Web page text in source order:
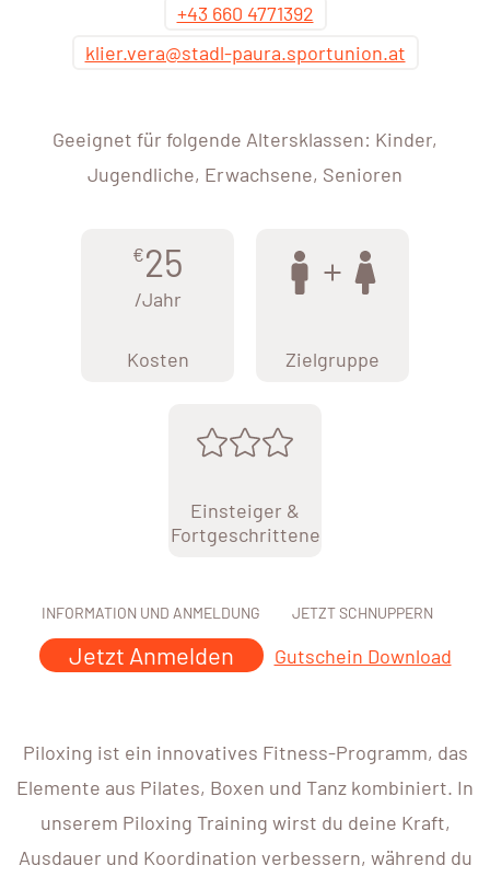
+43 660 4771392
klier.vera@stadl-paura.sportunion.at
Geeignet für folgende Altersklassen: Kinder,
Jugendliche, Erwachsene, Senioren
€25
/Jahr
Kosten Zielgruppe
Einsteiger &
Fortgeschrittene
INFORMATION UND ANMELDUNG
Jetzt Anmelden
JETZT SCHNUPPERN
Gutschein Download
Piloxing ist ein innovatives Fitness-Programm, das
Elemente aus Pilates, Boxen und Tanz kombiniert. In
unserem Piloxing Training wirst du deine Kraft,
Ausdauer und Koordination verbessern, während du